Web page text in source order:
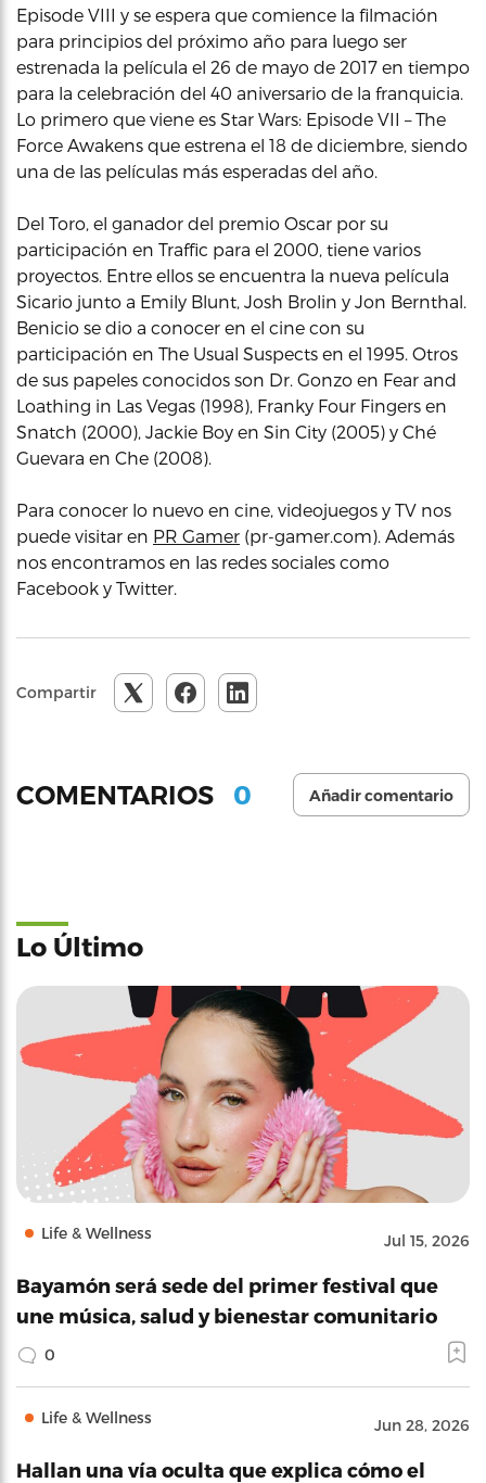
Episode VIII y se espera que comience la filmación
para principios del próximo año para luego ser
estrenada la película el 26 de mayo de 2017 en tiempo
para la celebración del 40 aniversario de la franquicia.
Lo primero que viene es Star Wars: Episode VII – The
Force Awakens que estrena el 18 de diciembre, siendo
una de las películas más esperadas del año.
Del Toro, el ganador del premio Oscar por su
participación en Traffic para el 2000, tiene varios
proyectos. Entre ellos se encuentra la nueva película
Sicario junto a Emily Blunt, Josh Brolin y Jon Bernthal.
Benicio se dio a conocer en el cine con su
participación en The Usual Suspects en el 1995. Otros
de sus papeles conocidos son Dr. Gonzo en Fear and
Loathing in Las Vegas (1998), Franky Four Fingers en
Snatch (2000), Jackie Boy en Sin City (2005) y Ché
Guevara en Che (2008).
Para conocer lo nuevo en cine, videojuegos y TV nos
puede visitar en PR Gamer (pr-gamer.com). Además
nos encontramos en las redes sociales como
Facebook y Twitter.
Compartir
COMENTARIOS 0 Añadir comentario
Lo Último
Life & Wellness Jul 15, 2026
Bayamón será sede del primer festival que
une música, salud y bienestar comunitario
0
Life & Wellness Jun 28, 2026
Hallan una vía oculta que explica cómo el